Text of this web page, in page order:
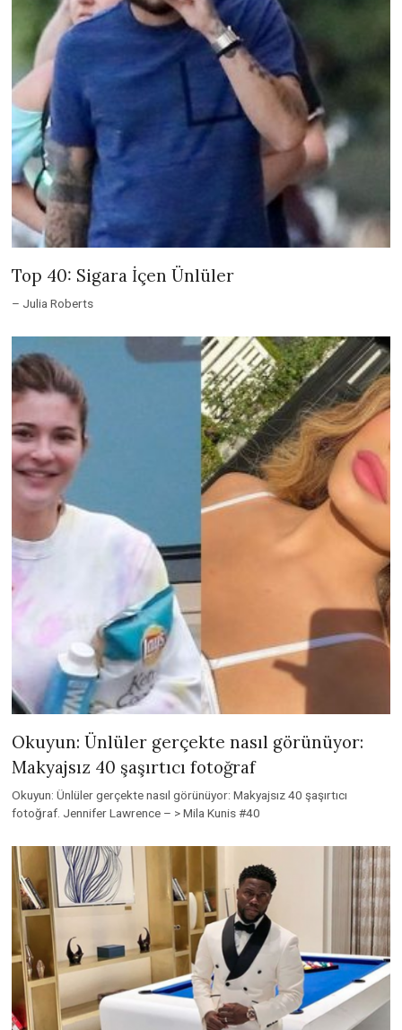
Top 40: Sigara İçen Ünlüler
– Julia Roberts
Okuyun: Ünlüler gerçekte nasıl görünüyor:
Makyajsız 40 şaşırtıcı fotoğraf
Okuyun: Ünlüler gerçekte nasıl görünüyor: Makyajsız 40 şaşırtıcı
fotoğraf. Jennifer Lawrence – > Mila Kunis #40